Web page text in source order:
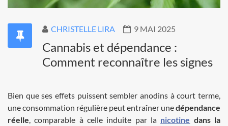
CHRISTELLE LIRA 9 MAI 2025
Cannabis et dépendance :
Comment reconnaître les signes
Bien que ses effets puissent sembler anodins à court terme,
une consommation régulière peut entraîner unedépendance
réelle, comparable à celle induite par la nicotine dans la